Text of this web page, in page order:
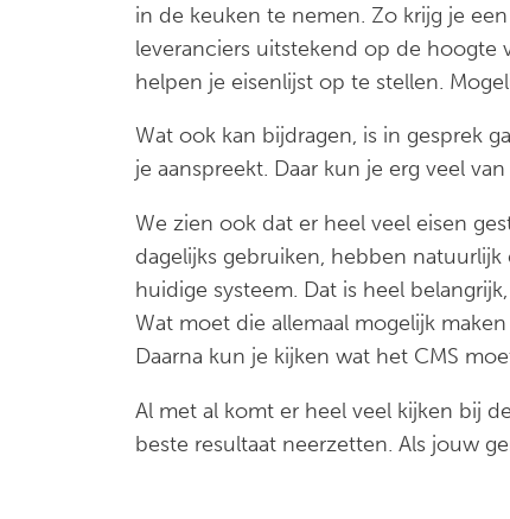
in de keuken te nemen. Zo krijg je
leveranciers uitstekend op de hoogte
helpen je eisenlijst op te stellen.
Wat ook kan bijdragen, is in gesprek
je aanspreekt. Daar kun je erg veel
We zien ook dat er heel veel eisen
dagelijks gebruiken, hebben
huidige systeem. Dat is heel
Wat moet die allemaal mogelijk
Daarna kun je kijken wat het CMS
Al met al komt er heel veel kijken bij
beste resultaat neerzetten. Als jouw